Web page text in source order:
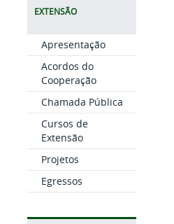
EXTENSÃO
Apresentação
Acordos do
Cooperação
Chamada Pública
Cursos de
Extensão
Projetos
Egressos